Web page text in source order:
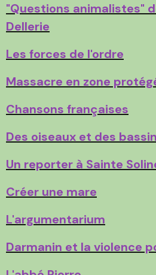
"Questions animalistes"
Dellerie
Les forces de l'ordre
Massacre en zone
Chansons françaises
Des oiseaux et des
Un reporter à Sainte
Créer une mare
L'argumentarium
Darmanin et la violence